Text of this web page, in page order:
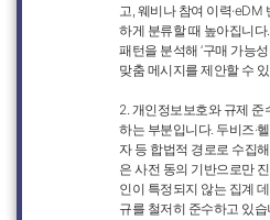
고, 웨비나 참여 이력
하게 분류할 때 높아집니
패턴을 분석해 ‘구매 가능
맞춤 메시지를 제안할 수
2. 개인정보보호와 규제
하는 부분입니다. 두비즈·
자 등 합법적 경로로 수집
은 사전 동의 기반으로만
인이 특정되지 않는 집계
규를 철저히 준수하고 있습